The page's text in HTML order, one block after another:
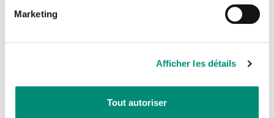
Marketing
Afficher les détails
Tout autoriser
Je n'ai pas de compte
CRÉER UN COMPTE